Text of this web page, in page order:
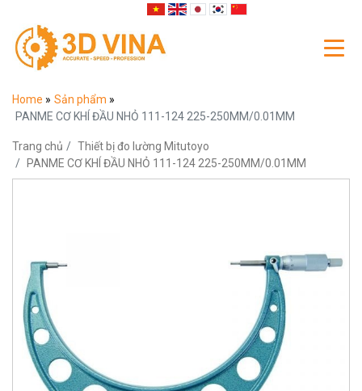
Home » Sản phẩm »
PANME CƠ KHÍ ĐẦU NHỎ 111-124 225-250MM/0.01MM
Trang chủ
Thiết bị đo lường Mitutoyo
PANME CƠ KHÍ ĐẦU NHỎ 111-124 225-250MM/0.01MM